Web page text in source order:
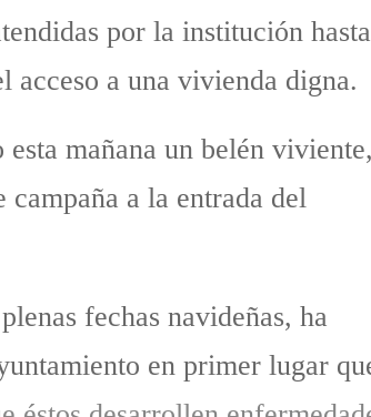
por la institución
acceso a una vivienda digna.
mañana un belén viviente,
campaña a la entrada del
fechas navideñas, ha
en primer lugar